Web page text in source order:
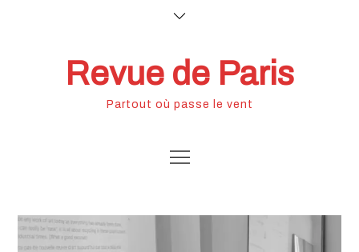
Revue de Paris
Partout où passe le vent